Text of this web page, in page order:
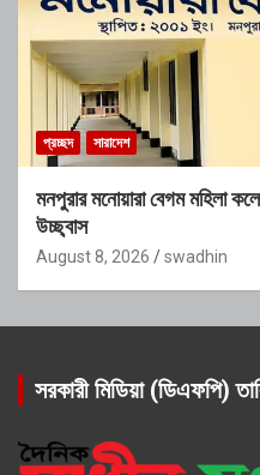
প্রচ্ছদ সারাদেশ
মনপুরার মনোয়ারা বেগম মহিলা
উচ্ছ্বাস
August 8, 2026 swadhin
সরকারী মিডিয়া (ডিএফপি)